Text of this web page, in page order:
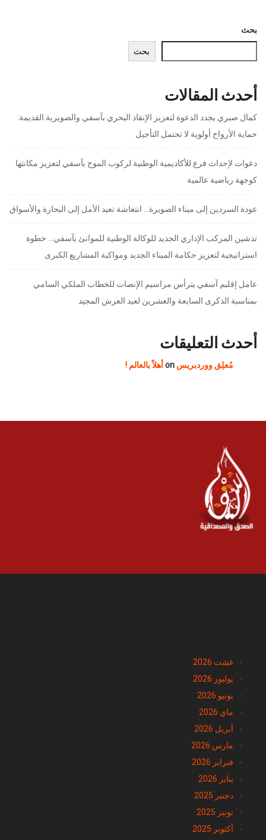
بحث
بحث
أحدث المقالات
كمال صبري يجدد الدعوة لتعزيز الإنقاذ البحري بآسفي والصويرية القديمة:
حماية الأرواح أولوية لا تحتمل التأجيل
دعوات لإحداث فرع للأكاديمية الوطنية لركوب الموج بآسفي لتعزيز مكانتها
كوجهة رياضية عالمية
عودة السردين إلى ميناء الصويرة… انتعاشة تعيد الأمل إلى البحارة والأسواق
تدشين المركب الإداري الجديد للوكالة الوطنية للموانئ بآسفي… خطوة
استراتيجية لتعزيز حكامة الميناء الجديد ومواكبة المشاريع الكبرى
عامل إقليم آسفي يترأس مراسيم الإنصات للخطاب الملكي السامي
بمناسبة الذكرى السابعة والعشرين لعيد العرش المجيد
أحدث التعليقات
مُعلِق ووردبريس أهلاً بالعالم !
غشت 2026
يوليوز 2026
يونيو 2026
ماي 2026
أبريل 2026
مارس 2026
فبراير 2026
يناير 2026
دجنبر 2025
نونبر 2025
أكتوبر 2025